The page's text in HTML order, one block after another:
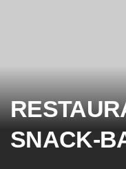
SNACK-